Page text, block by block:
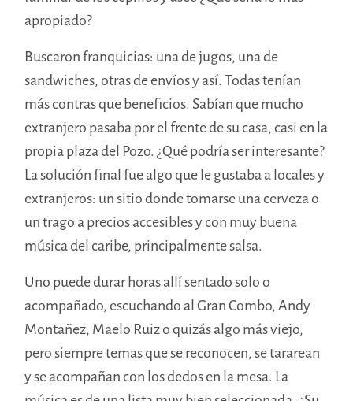
apropiado?
Buscaron franquicias: una de jugos, una de
sandwiches, otras de envíos y así. Todas tenían
más contras que beneficios. Sabían que mucho
extranjero pasaba por el frente de su casa, casi en la
propia plaza del Pozo. ¿Qué podría ser interesante?
La solución final fue algo que le gustaba a locales y
extranjeros: un sitio donde tomarse una cerveza o
un trago a precios accesibles y con muy buena
música del caribe, principalmente salsa.
Uno puede durar horas allí sentado solo o
acompañado, escuchando al Gran Combo, Andy
Montañez, Maelo Ruiz o quizás algo más viejo,
pero siempre temas que se reconocen, se tararean
y se acompañan con los dedos en la mesa. La